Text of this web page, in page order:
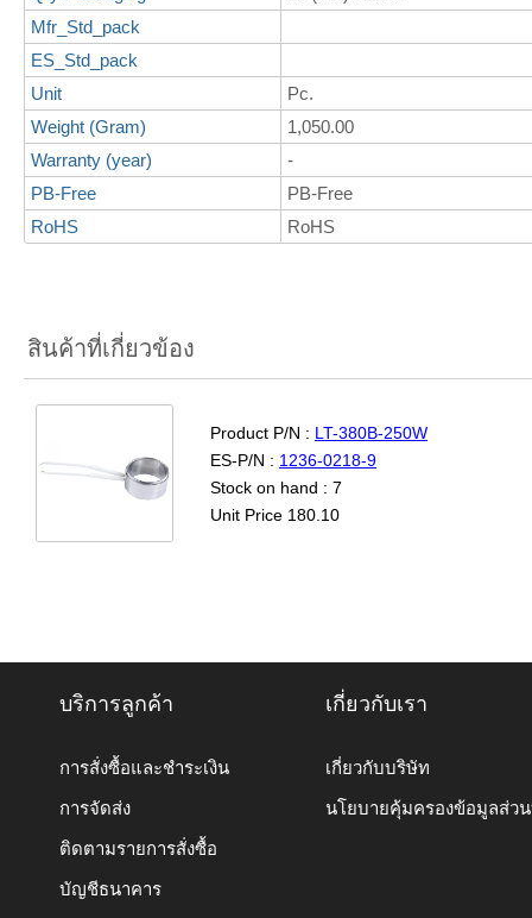
Mfr_Std_pack
ES_Std_pack
Unit
Pc.
Weight (Gram)
1,050.00
Warranty (year)
-
PB-Free
PB-Free
RoHS
RoHS
สินค้าที่เกี่ยวข้อง
Product P/N : LT-380B-250W
ES-P/N : 1236-0218-9
Stock on hand : 7
Unit Price 180.10
บริการลูกค้า
การสั่งซื้อและชำระเงิน
การจัดส่ง
ติดตามรายการสั่งซื้อ
บัญชีธนาคาร
เกี่ยวกับเรา
เกี่ยวกับบริษัท
นโยบายคุ้มครองข้อมูลส่ว